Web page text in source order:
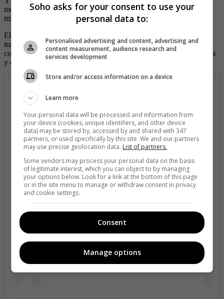
momento ya acumula más de 3.5 millones de seguidores y 110.7
millones de ‘me gusta’.
El primer material audiovisual que subió aparece con un vestido
trasparentoso que tiene una pronunciada apertura en uno de sus
costados, por lo que se le ve toda la pierna y se acentúan sus nalgas
y en la parte de adelante casi se le sale uno de sus senos.
Soho asks for your consent to use your
personal data to:
Personalised advertising and content, advertising and
content measurement, audience research and
services development
Store and/or access information on a device
Learn more
Your personal data will be processed and information from
your device (cookies, unique identifiers, and other device
data) may be stored by, accessed by and shared with 347
partners, or used specifically by this site. We and our partners
may use precise geolocation data. List of partners.
Some vendors may process your personal data on the basis
of legitimate interest, which you can object to by managing
your options below. Look for a link at the bottom of this page
or in the site menu to manage or withdraw consent in privacy
and cookie settings.
Consent
Manage options